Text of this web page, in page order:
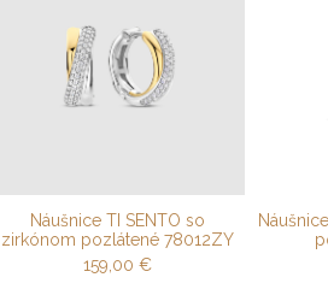
Náušnice TI SENTO so
zirkónom pozlátené 78012ZY
159,00€